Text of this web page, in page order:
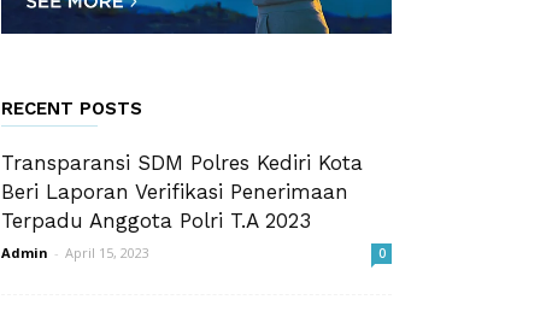
RECENT POSTS
Transparansi SDM Polres Kediri Kota
Beri Laporan Verifikasi Penerimaan
Terpadu Anggota Polri T.A 2023
Admin - April 15, 2023 0